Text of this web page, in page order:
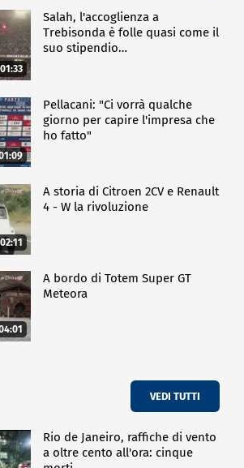
01:33
Salah, l'accoglienza a
Trebisonda è folle quasi come il
suo stipendio…
Pellacani: "Ci vorrà qualche
giorno per capire l'impresa che
ho fatto"
02:11
A storia di Citroen 2CV e Renault
4 - W la rivoluzione
A bordo di Totem Super GT
Meteora
VEDI TUTTI
Rio de Janeiro, raffiche di vento
a oltre cento all'ora: cinque